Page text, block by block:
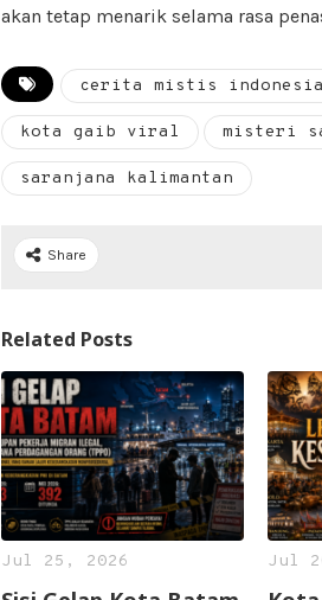
akan tetap menarik selama rasa
cerita mistis indonesia
kota gaib viral misteri
saranjana kalimantan
Share
Related Posts
Jul 25, 2026 Jul